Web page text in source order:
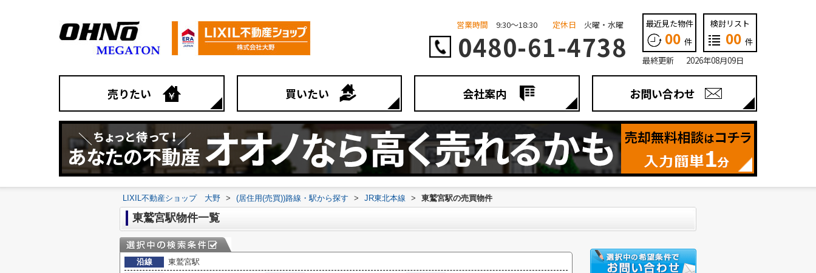
営業時間 9:30～18:30 定休日 火曜・水曜
0480-61-4738
最近見た物件
00 件
検討リスト
00 件
最終更新 2026年08月09日
売りたい 買いたい 会社案内 お問い合わせ
LIXIL不動産ショップ 大野 > (居住用(売買))路線・駅から探す > JR東北本線 > 東鷲宮駅の売買物件
東鷲宮駅物件一覧
沿線
東鷲宮駅